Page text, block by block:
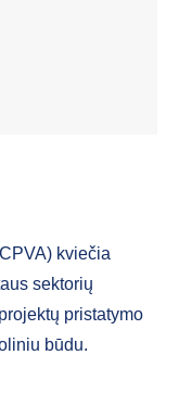
kviečia
sektorių
pristatymo
būdu.